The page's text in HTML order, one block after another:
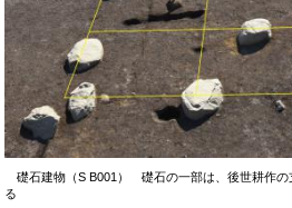
礎石建物（S B001） 礎石の一部は、後世耕作の
る